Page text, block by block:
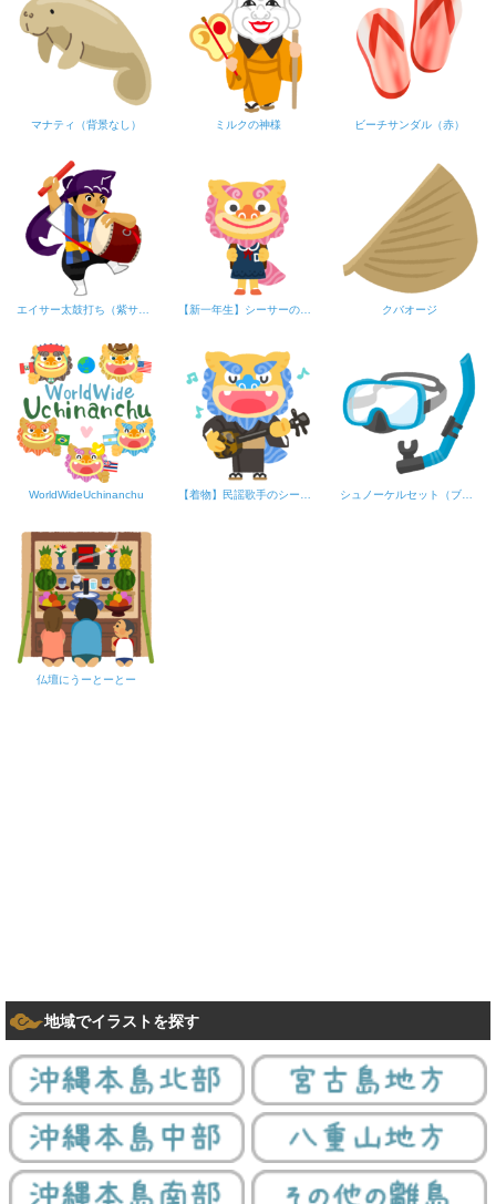
マナティ（背景なし） ミルクの神様 ビーチサンダル（赤）
【新一年生】シーサーの女の子 クバオージ
WorldWideUchinanchu シュノーケルセット（ブルー）
仏壇にうーとーとー
地域でイラストを探す